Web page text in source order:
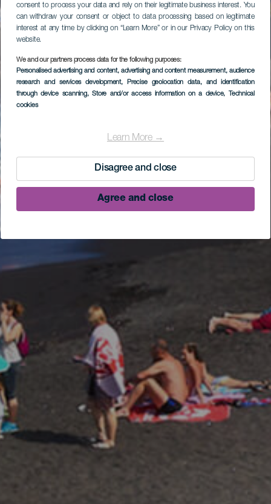
consent to process your data and rely on their legitimate business interest. You
can withdraw your consent or object to data processing based on legitimate
interest at any time by clicking on “Learn More” or in our Privacy Policy on this
website.
We and our partners process data for the following purposes:
Personalised advertising and content, advertising and content measurement, audience
research and services development, Precise geolocation data, and identification
through device scanning, Store and/or access information on a device, Technical
cookies
Learn More →
Disagree and close
Agree and close